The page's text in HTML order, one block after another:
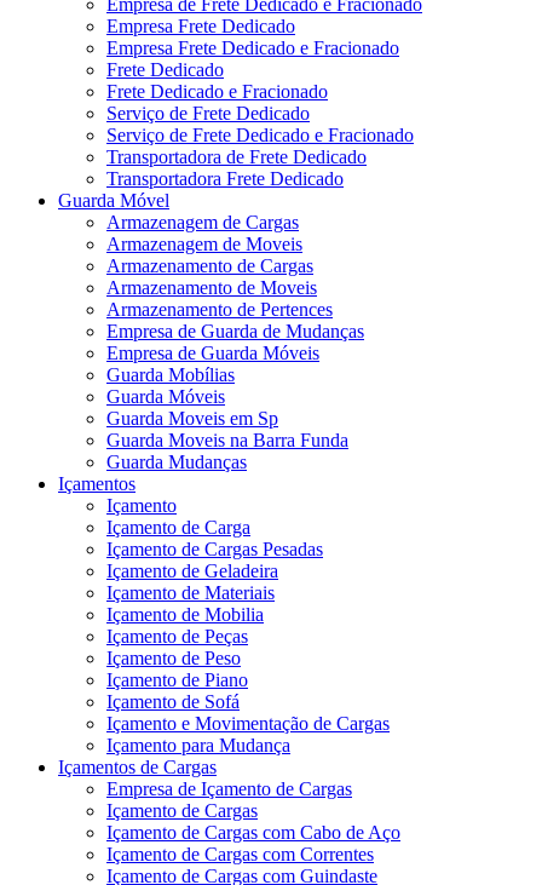
Empresa de Frete Dedicado e Fracionado
Empresa Frete Dedicado
Empresa Frete Dedicado e Fracionado
Frete Dedicado
Frete Dedicado e Fracionado
Serviço de Frete Dedicado
Serviço de Frete Dedicado e Fracionado
Transportadora de Frete Dedicado
Transportadora Frete Dedicado
Guarda Móvel
Armazenagem de Cargas
Armazenagem de Moveis
Armazenamento de Cargas
Armazenamento de Moveis
Armazenamento de Pertences
Empresa de Guarda de Mudanças
Empresa de Guarda Móveis
Guarda Mobílias
Guarda Móveis
Guarda Moveis em Sp
Guarda Moveis na Barra Funda
Guarda Mudanças
Içamentos
Içamento
Içamento de Carga
Içamento de Cargas Pesadas
Içamento de Geladeira
Içamento de Materiais
Içamento de Mobilia
Içamento de Peças
Içamento de Peso
Içamento de Piano
Içamento de Sofá
Içamento e Movimentação de Cargas
Içamento para Mudança
Içamentos de Cargas
Empresa de Içamento de Cargas
Içamento de Cargas
Içamento de Cargas com Cabo de Aço
Içamento de Cargas com Correntes
Içamento de Cargas com Guindaste